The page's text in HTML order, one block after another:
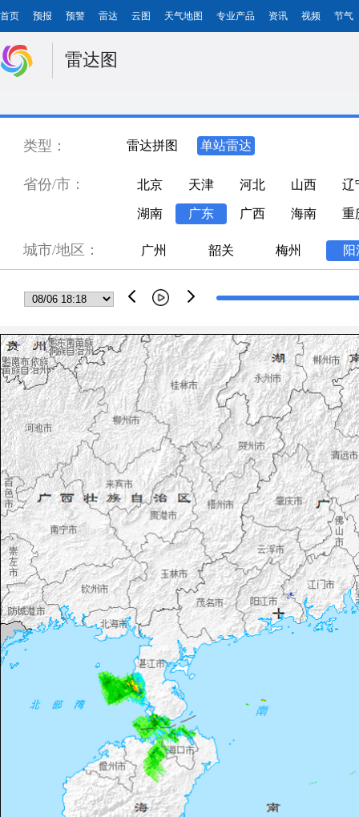
首页 预报 预警 雷达 云图 天气地图 专业产品 资讯 视频 节气
雷达图
类型： 雷达拼图 单站雷达
省份/市： 北京 天津 河北 山西 辽
湖南 广东 广西 海南 重
城市/地区： 广州 韶关 梅州 阳